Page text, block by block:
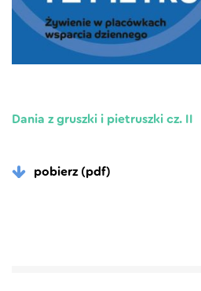
Dania z gruszki i pietruszki cz. II
pobierz (pdf)